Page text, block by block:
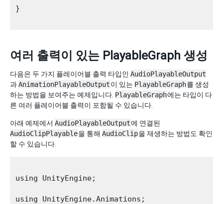
}
여러 출력이 있는 PlayableGraph 생성
다음은 두 가지 플레이어블 출력 타입인 AudioPlayableOutput
과AnimationPlayableOutput이 있는 PlayableGraph를 생성
하는 방법을 보여주는 예제입니다. PlayableGraph에는 타입이 다
른 여러 플레이어블 출력이 포함될 수 있습니다.
아래 예제에서 AudioPlayableOutput에 연결된
AudioClipPlayable을 통해 AudioClip을 재생하는 방법도 확인
할 수 있습니다.
using UnityEngine;
using UnityEngine.Animations;